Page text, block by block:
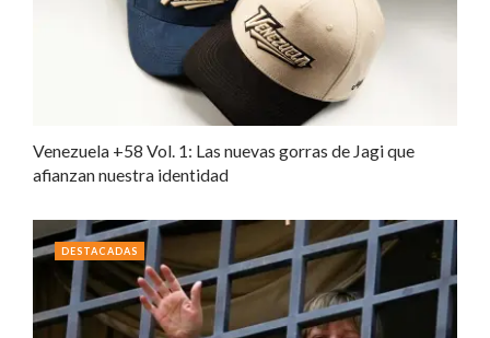
Venezuela +58 Vol. 1: Las nuevas gorras de Jagi que
afianzan nuestra identidad
DESTACADAS